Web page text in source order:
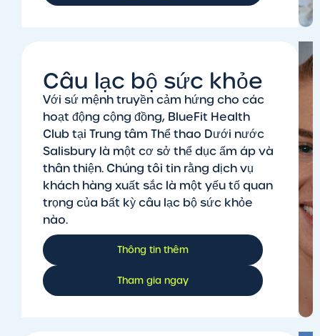
Câu lạc bộ sức khỏe
Với sứ mệnh truyền cảm hứng cho các
hoạt động cộng đồng, BlueFit Health
Club tại Trung tâm Thể thao Dưới nước
Salisbury là một cơ sở thể dục ấm áp và
thân thiện. Chúng tôi tin rằng dịch vụ
khách hàng xuất sắc là một yếu tố quan
trọng của bất kỳ câu lạc bộ sức khỏe
nào.
Thông tin thêm
Tham gia ngay